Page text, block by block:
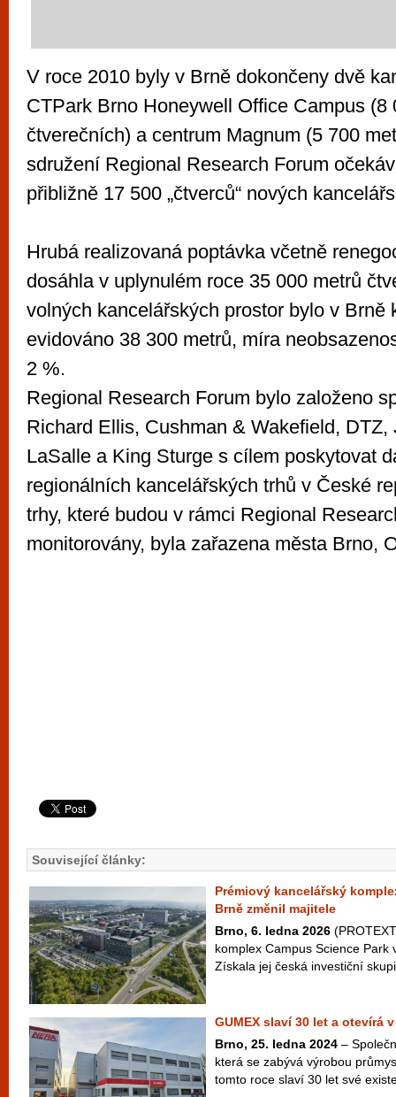
V roce 2010 byly v Brně dokončeny dvě
CTPark Brno Honeywell Office Campus (8
čtverečních) a centrum Magnum (5 700
sdružení Regional Research Forum
přibližně 17 500 „čtverců“ nových
Hrubá realizovaná poptávka včetně
dosáhla v uplynulém roce 35 000 metrů
volných kancelářských prostor bylo v Brně
evidováno 38 300 metrů, míra
2 %.
Regional Research Forum bylo založeno
Richard Ellis, Cushman & Wakefield, DTZ,
LaSalle a King Sturge s cílem poskytovat
regionálních kancelářských trhů v České
trhy, které budou v rámci Regional
monitorovány, byla zařazena města Brno,
Související články:
Prémiový kancelářský
Brně změnil majitele
Brno, 6. ledna 2026
komplex Campus Science Park
Získala jej česká investiční
GUMEX slaví 30 let a otevírá
Brno, 25. ledna 2024 –
která se zabývá výrobou
tomto roce slaví 30 let své